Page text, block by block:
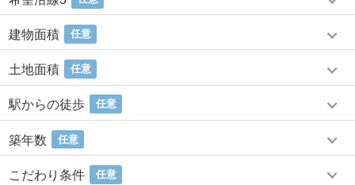
建物面積 任意
土地面積 任意
駅からの徒歩 任意
築年数 任意
こだわり条件 任意